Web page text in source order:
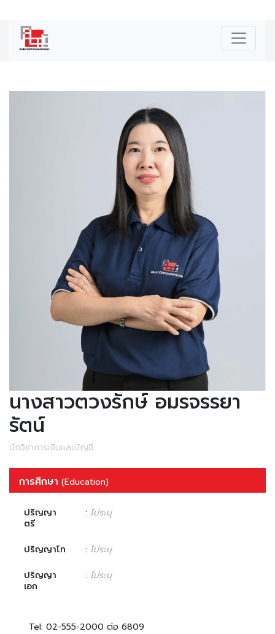
นางสาวตวงรักษ์ อมรจรรยา
รัตน์
นักวิชาการเงินและบัญชี
การศึกษา (Education)
ปริญญา
ตรี
: ไม่ระบุ
ปริญญาโท : ไม่ระบุ
ปริญญา
เอก
: ไม่ระบุ
Tel: 02-555-2000 ต่อ 6809